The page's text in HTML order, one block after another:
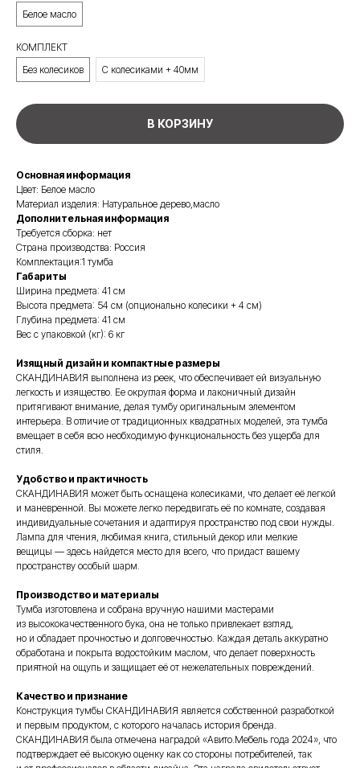
Белое масло
КОМПЛЕКТ
Без колесиков
С колесиками + 40мм
В КОРЗИНУ
Основная информация
Цвет: Белое масло
Материал изделия: Натуральное дерево,масло
Дополнительная информация
Требуется сборка: нет
Страна производства: Россия
Комплектация:1 тумба
Габариты
Ширина предмета: 41 см
Высота предмета: 54 см (опционально колесики + 4 см)
Глубина предмета: 41 см
Вес с упаковкой (кг): 6 кг
Изящный дизайн и компактные размеры
СКАНДИНАВИЯ выполнена из реек, что обеспечивает ей визуальную
легкость и изящество. Ее округлая форма и лаконичный дизайн
притягивают внимание, делая тумбу оригинальным элементом
интерьера. В отличие от традиционных квадратных моделей, эта тумба
вмещает в себя всю необходимую функциональность без ущерба для
стиля.
Удобство и практичность
СКАНДИНАВИЯ может быть оснащена колесиками, что делает её легкой
и маневренной. Вы можете легко передвигать её по комнате, создавая
индивидуальные сочетания и адаптируя пространство под свои нужды.
Лампа для чтения, любимая книга, стильный декор или мелкие
вещицы — здесь найдется место для всего, что придаст вашему
пространству особый шарм.
Производство и материалы
Тумба изготовлена и собрана вручную нашими мастерами
из высококачественного бука, она не только привлекает взгляд,
но и обладает прочностью и долговечностью. Каждая деталь аккуратно
обработана и покрыта водостойким маслом, что делает поверхность
приятной на ощупь и защищает её от нежелательных повреждений.
Качество и признание
Конструкция тумбы СКАНДИНАВИЯ является собственной разработкой
и первым продуктом, с которого началась история бренда.
СКАНДИНАВИЯ была отмечена наградой «Авито.Мебель года 2024», что
подтверждает её высокую оценку как со стороны потребителей, так